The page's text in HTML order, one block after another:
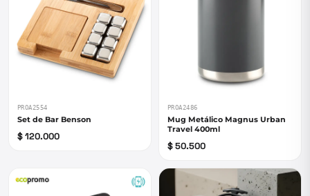
PROA2554
Set de Bar Benson
$ 120.000
PROA2486
Mug Metálico Magnus Urban
Travel 400ml
$ 50.500